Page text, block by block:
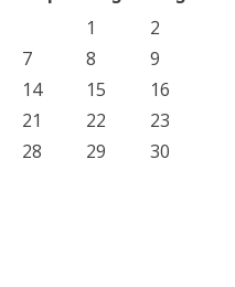
1
2
7 8
9
14 15
16
21 22
23
28 29
30